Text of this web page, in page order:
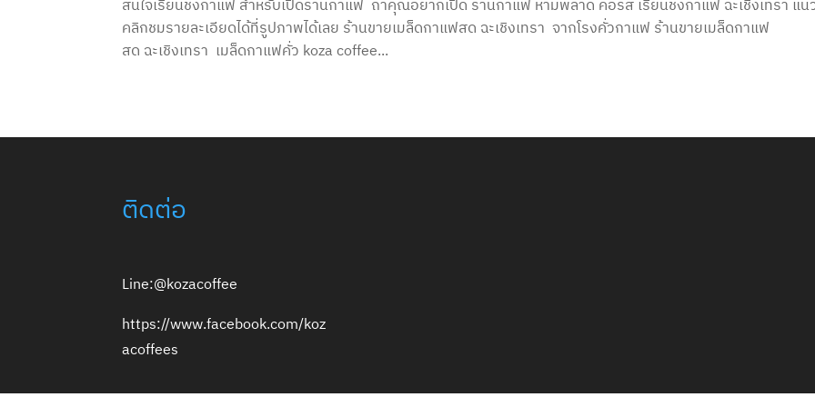
สนใจเรียนชงกาแฟ สำหรับเปิดร้านกาแฟ ถ้าคุณอยากเปิด ร้านกาแฟ ห้ามพลาด คอร์ส เรียนชงกาแฟ ฉะเชิงเทรา แน
คลิกชมรายละเอียดได้ที่รูปภาพได้เลย ร้านขายเมล็ดกาแฟสด ฉะเชิงเทรา จากโรงคั่วกาแฟ ร้านขายเมล็ดกาแฟ
สด ฉะเชิงเทรา เมล็ดกาแฟคั่ว koza coffee...
ติดต่อ
Line:@kozacoffee
https://www.facebook.com/koz
acoffees